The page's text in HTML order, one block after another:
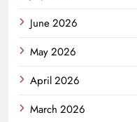
June 2026
May 2026
April 2026
March 2026